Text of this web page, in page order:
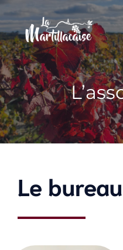
Le bureau